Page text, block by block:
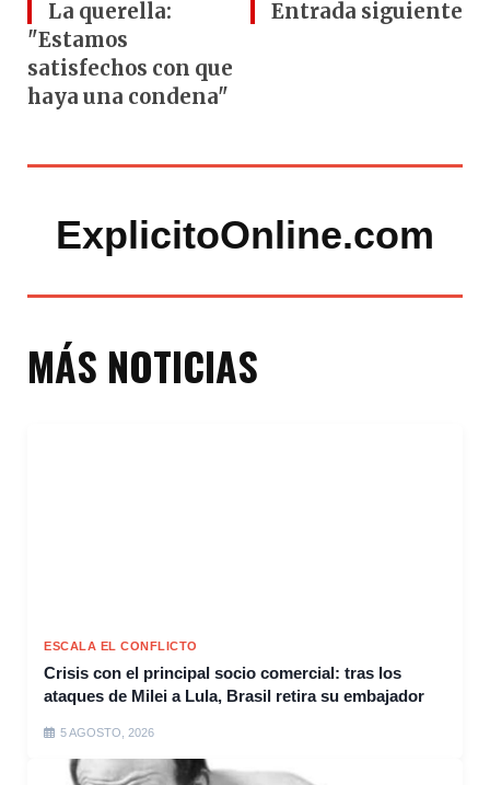
La querella:
"Estamos
satisfechos con que
haya una condena"
Entrada siguiente
ExplicitoOnline.com
MÁS NOTICIAS
ESCALA EL CONFLICTO
Crisis con el principal socio comercial: tras los
ataques de Milei a Lula, Brasil retira su embajador
5 AGOSTO, 2026